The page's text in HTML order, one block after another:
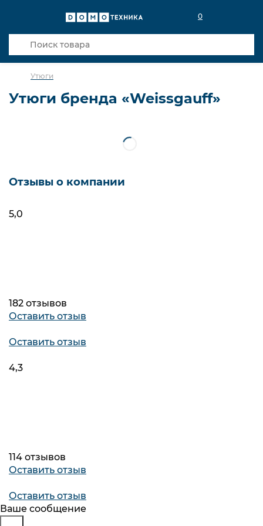
0
Утюги
Утюги бренда «Weissgauff»
Упс! Мы ничего не нашли
Отзывы о компании
5,0
182 отзывов
Оставить отзыв
Оставить отзыв
4,3
114 отзывов
Оставить отзыв
Оставить отзыв
Будьте в курсе
Заказ обратного звонка
Ваше сообщение